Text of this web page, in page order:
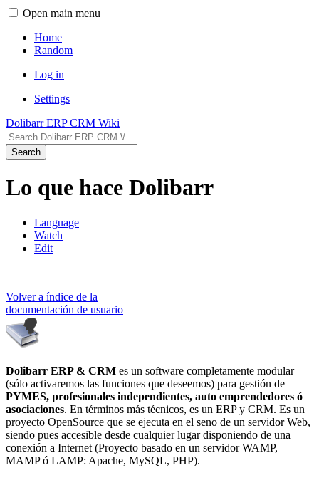
Open main menu
Home
Random
Log in
Settings
Dolibarr ERP CRM Wiki
Search
Lo que hace Dolibarr
Language
Watch
Edit
Volver a índice de la
documentación de usuario
Dolibarr ERP & CRM es un software completamente modular
(sólo activaremos las funciones que deseemos) para gestión de
PYMES, profesionales independientes, auto emprendedores ó
asociaciones. En términos más técnicos, es un ERP y CRM. Es un
proyecto OpenSource que se ejecuta en el seno de un servidor Web,
siendo pues accesible desde cualquier lugar disponiendo de una
conexión a Internet (Proyecto basado en un servidor WAMP,
MAMP ó LAMP: Apache, MySQL, PHP).